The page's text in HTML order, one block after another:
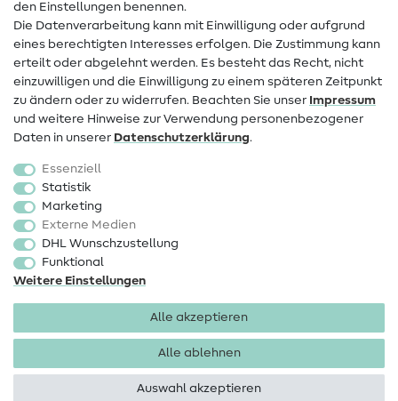
FAQ
Widerrufsrecht
Beliebt
Stoffe
Sale
Schnittmuster
den Einstellungen benennen.
Die Datenverarbeitung kann mit Einwilligung oder aufgrund
eines berechtigten Interesses erfolgen. Die Zustimmung kann
erteilt oder abgelehnt werden. Es besteht das Recht, nicht
einzuwilligen und die Einwilligung zu einem späteren Zeitpunkt
zu ändern oder zu widerrufen. Beachten Sie unser Impressum
und weitere Hinweise zur Verwendung personenbezogener
Daten in unserer Daten­schutz­erklärung.
Essenziell
Statistik
Marketing
Externe Medien
DHL Wunschzustellung
Funktional
Weitere Einstellungen
Alle akzeptieren
Alle ablehnen
Auswahl akzeptieren
Impressum Datenschutz
AGB
Copyright 2026 SewIY GmbH